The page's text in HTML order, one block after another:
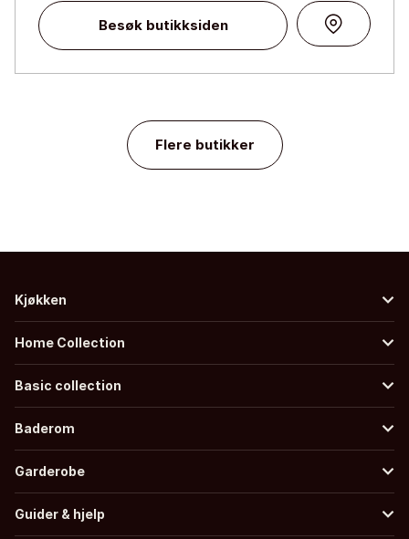
Besøk butikksiden
Flere butikker
Kjøkken
Home Collection
Basic collection
Baderom
Garderobe
Guider & hjelp